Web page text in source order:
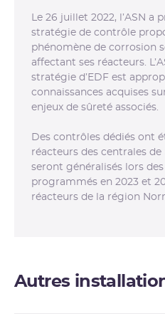
Le 26 juillet 2022, l’ASN a
stratégie de contrôle
phénomène de corrosion
affectant ses réacteurs.
stratégie d’EDF est
connaissances acquises
enjeux de sûreté associés.
Des contrôles dédiés ont
réacteurs des centrales
seront généralisés lors
programmés en 2023 et
réacteurs de la région
Autres